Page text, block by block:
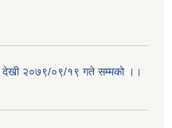
देखी २०७९/०९/१९ गते सम्मको ।।